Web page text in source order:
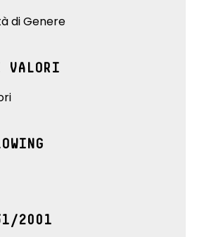
di Genere
VALORI
2001